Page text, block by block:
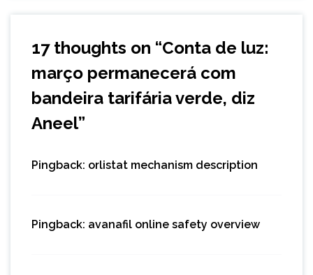
17 thoughts on “Conta de luz:
março permanecerá com
bandeira tarifária verde, diz
Aneel”
Pingback: orlistat mechanism description
Pingback: avanafil online safety overview